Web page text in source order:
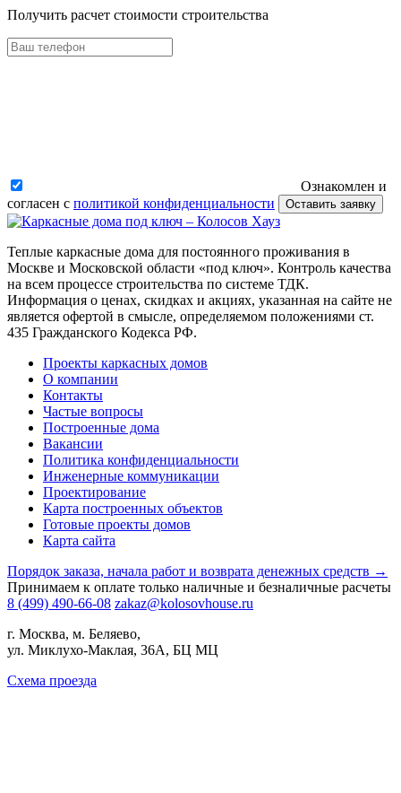
Получить расчет стоимости строительства
Ознакомлен и
согласен с политикой конфиденциальности Оставить заявку
Теплые каркасные дома для постоянного проживания в
Москве и Московской области «под ключ». Контроль качества
на всем процессе строительства по системе ТДК.
Информация о ценах, скидках и акциях, указанная на сайте не
является офертой в смысле, определяемом положениями ст.
435 Гражданского Кодекса РФ.
Проекты каркасных домов
О компании
Контакты
Частые вопросы
Построенные дома
Вакансии
Политика конфиденциальности
Инженерные коммуникации
Проектирование
Карта построенных объектов
Готовые проекты домов
Карта сайта
Порядок заказа, начала работ и возврата денежных средств →
Принимаем к оплате только наличные и безналичные расчеты
8 (499) 490-66-08 zakaz@kolosovhouse.ru
г. Москва, м. Беляево,
ул. Миклухо-Маклая, 36А, БЦ МЦ
Схема проезда